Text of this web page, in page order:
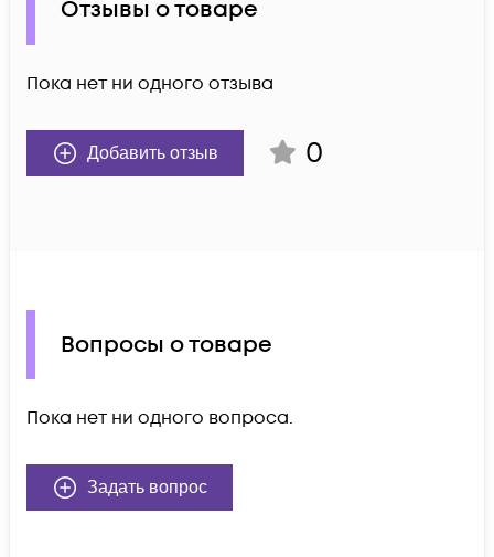
Отзывы о товаре
Пока нет ни одного отзыва
Добавить отзыв 0
Вопросы о товаре
Пока нет ни одного вопроса.
Задать вопрос